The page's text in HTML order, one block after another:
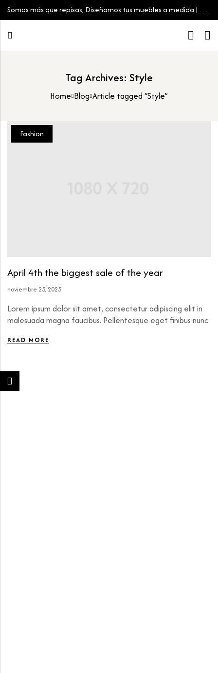
Somos más que repisas, Diseñamos tus muebles a medida | Tu
Tag Archives: Style
Home Blog Article tagged “Style”
Fashion
April 4th the biggest sale of the year
noviembre 25, 2025
Lorem ipsum dolor sit amet, consectetur adipiscing elit in
malesuada magna faucibus. Pellentesque eget finibus nunc.
READ MORE